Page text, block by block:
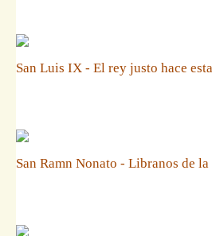
San Luis IX - El rey justo hace
San Ramn Nonato - Libranos de